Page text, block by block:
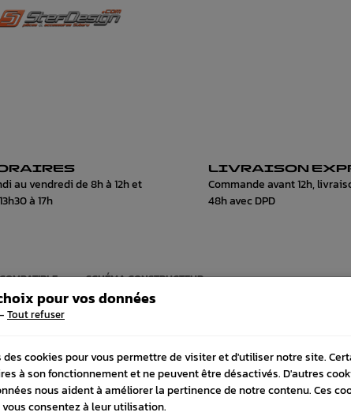
au vendredi de 8h à 12h et
à 17h
LIVRAISON
Commande avant 12h,
48h avec DPD
SCHÉMA CONSTRUCTEUR
pour vos données
- Tout refuser
cookies pour vous permettre de visiter et d'utiliser notre site.
à son fonctionnement et ne peuvent être désactivés. D'autres
nous aident à améliorer la pertinence de notre contenu. Ces
consentez à leur utilisation.